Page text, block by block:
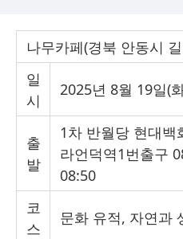
나무카페(경북 안동시
일
시
2025년 8월 19일(
출
발
1차 반월당 현대백
라언덕역1 번출구
08:50
코
스
문화 유적, 자연과